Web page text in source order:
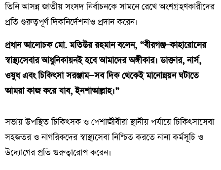
তিনি আসন্ন জাতীয় সংসদ নির্বাচনকে সামনে রেখে অংশগ্রহণকারীদের
প্রতি গুরুত্বপূর্ণ দিকনির্দেশনাও প্রদান করেন।
প্রধান আলোচক মো. মতিউর রহমান বলেন, “বীরগঞ্জ–কাহারোলের
স্বাস্থ্যসেবার আধুনিকায়নই হবে আমাদের অঙ্গীকার। ডাক্তার, নার্স,
ওষুধ এবং চিকিৎসা সরঞ্জাম—সব দিক থেকেই মানোন্নয়ন ঘটাতে
আমরা কাজ করে যাব, ইনশাআল্লাহ।”
সভায় উপস্থিত চিকিৎসক ও পেশাজীবীরা স্থানীয় পর্যায়ে চিকিৎসাসেবা
সহজতর ও নাগরিকদের স্বাস্থ্যসেবা নিশ্চিত করতে নানা কর্মসূচি ও
উদ্যোগের প্রতি গুরুত্বারোপ করেন।